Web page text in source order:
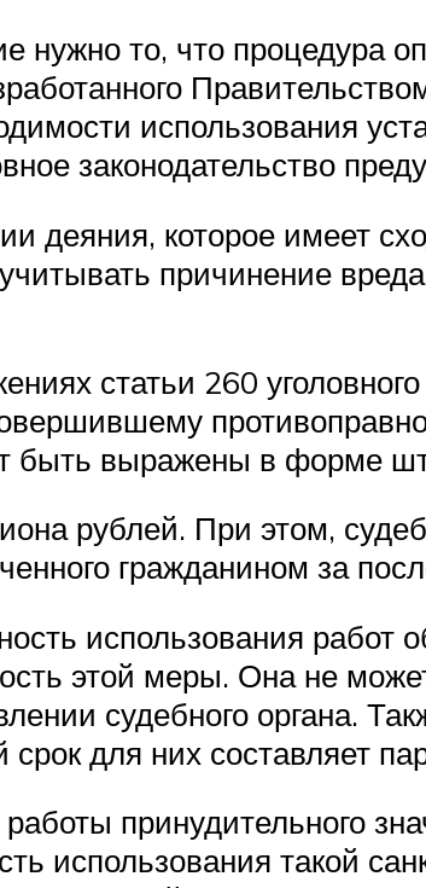
нужно то, что процедура
использования
законодательство
деяния, которое имеет
причинение
статьи 260 уголовного
быть выражены в форме
рублей. При этом,
гражданином за
использования работ
этой меры. Она не
судебного органа.
для них составляет
принудительного
использования такой